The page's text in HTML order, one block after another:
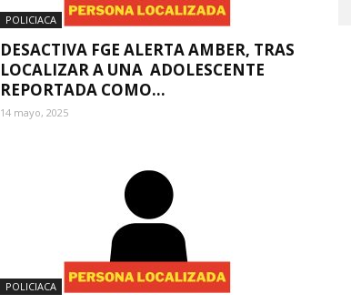
POLICIACA
DESACTIVA FGE ALERTA AMBER, TRAS
LOCALIZAR A UNA ADOLESCENTE
REPORTADA COMO...
14 mayo, 2025
POLICIACA